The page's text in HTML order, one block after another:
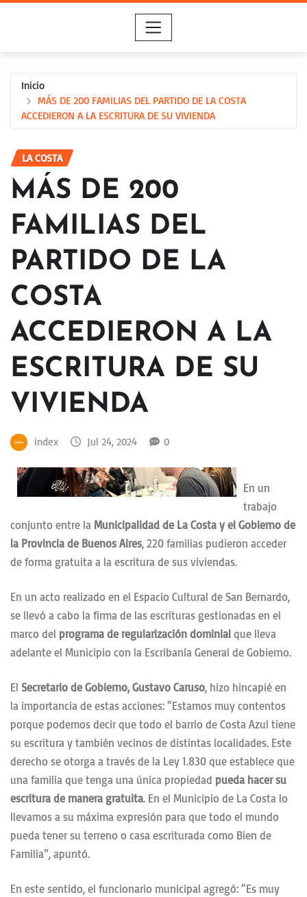
Inicio
MÁS DE 200 FAMILIAS DEL PARTIDO DE LA COSTA
ACCEDIERON A LA ESCRITURA DE SU VIVIENDA
LA COSTA
MÁS DE 200
FAMILIAS DEL
PARTIDO DE LA
COSTA
ACCEDIERON A LA
ESCRITURA DE SU
VIVIENDA
index Jul 24, 2024 0
En un
trabajo
conjunto entre la Municipalidad de La Costa y el Gobierno de
la Provincia de Buenos Aires, 220 familias pudieron acceder
de forma gratuita a la escritura de sus viviendas.
En un acto realizado en el Espacio Cultural de San Bernardo,
se llevó a cabo la firma de las escrituras gestionadas en el
marco del programa de regularización dominial que lleva
adelante el Municipio con la Escribanía General de Gobierno.
El Secretario de Gobierno, Gustavo Caruso, hizo hincapié en
la importancia de estas acciones: “Estamos muy contentos
porque podemos decir que todo el barrio de Costa Azul tiene
su escritura y también vecinos de distintas localidades. Este
derecho se otorga a través de la Ley 1.830 que establece que
una familia que tenga una única propiedad pueda hacer su
escritura de manera gratuita. En el Municipio de La Costa lo
llevamos a su máxima expresión para que todo el mundo
pueda tener su terreno o casa escriturada como Bien de
Familia”, apuntó.
En este sentido, el funcionario municipal agregó: “Es muy